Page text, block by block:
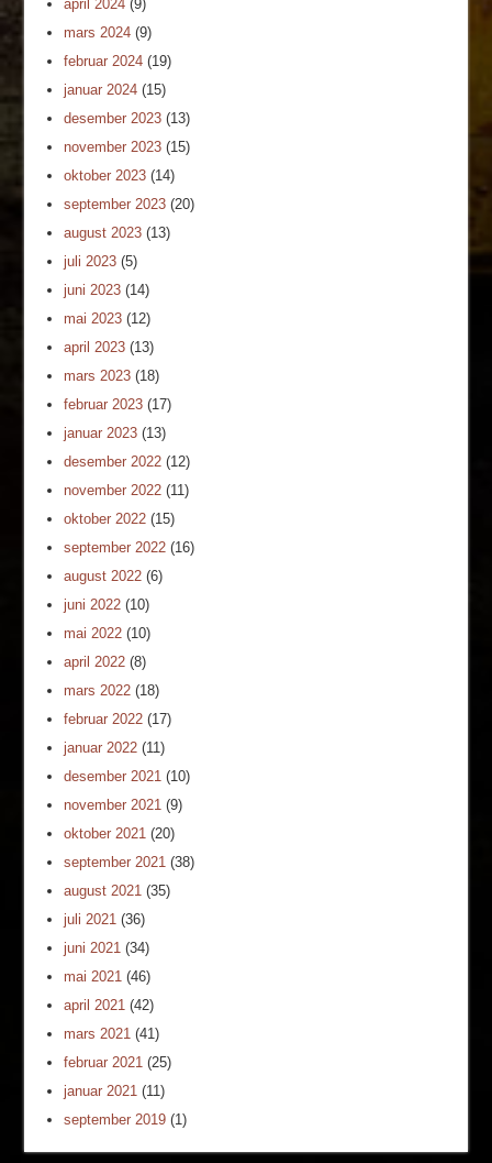
april 2024 (9)
mars 2024 (9)
februar 2024 (19)
januar 2024 (15)
desember 2023 (13)
november 2023 (15)
oktober 2023 (14)
september 2023 (20)
august 2023 (13)
juli 2023 (5)
juni 2023 (14)
mai 2023 (12)
april 2023 (13)
mars 2023 (18)
februar 2023 (17)
januar 2023 (13)
desember 2022 (12)
november 2022 (11)
oktober 2022 (15)
september 2022 (16)
august 2022 (6)
juni 2022 (10)
mai 2022 (10)
april 2022 (8)
mars 2022 (18)
februar 2022 (17)
januar 2022 (11)
desember 2021 (10)
november 2021 (9)
oktober 2021 (20)
september 2021 (38)
august 2021 (35)
juli 2021 (36)
juni 2021 (34)
mai 2021 (46)
april 2021 (42)
mars 2021 (41)
februar 2021 (25)
januar 2021 (11)
september 2019 (1)